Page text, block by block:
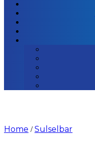
Home /Sulselbar